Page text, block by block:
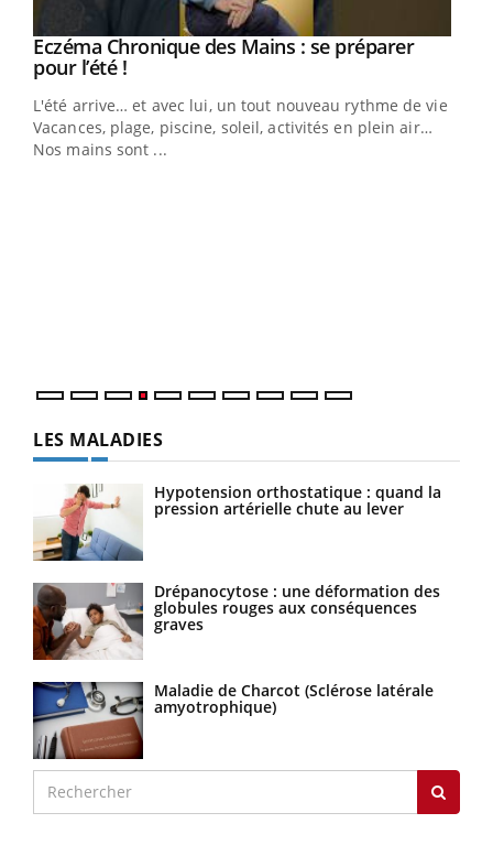
Youtube
Eczéma Chronique des Mains : se préparer
pour l’été !Youtube
L'été arrive… et avec lui, un tout nouveau rythme de vie !
Vacances, plage, piscine, soleil, activités en plein air…
Nos mains sont ...
LES MALADIES
Hypotension orthostatique : quand la
pression artérielle chute au lever
Drépanocytose : une déformation des
globules rouges aux conséquences
graves
Maladie de Charcot (Sclérose latérale
amyotrophique)